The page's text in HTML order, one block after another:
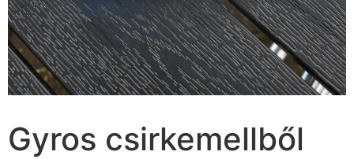
Gyros csirkemellből